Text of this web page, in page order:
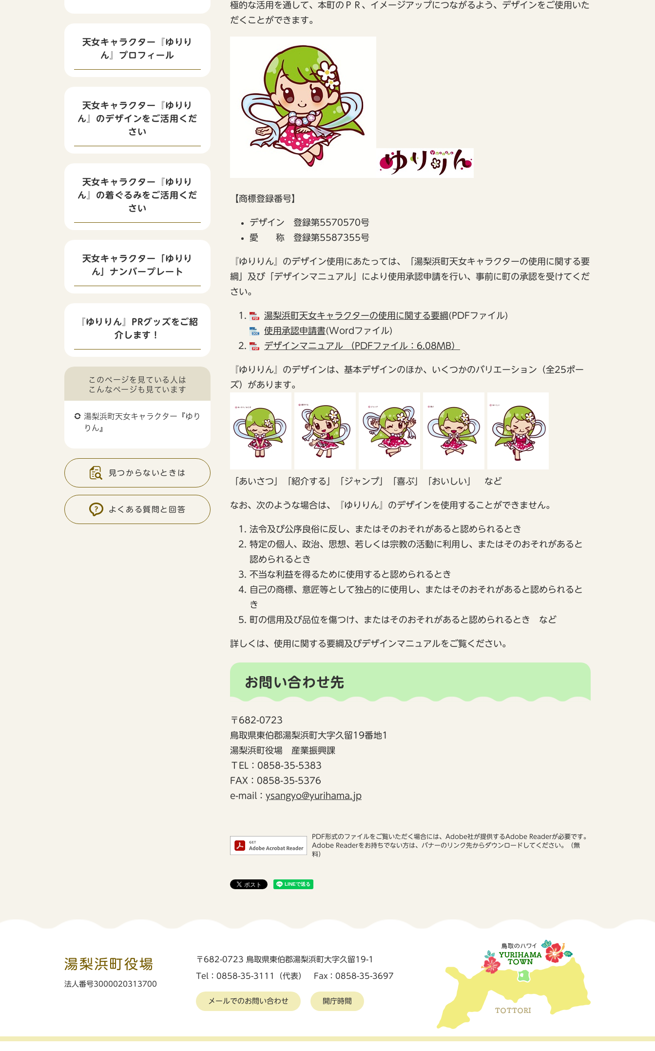
極的な活用を通して、本町のＰＲ、イメージアップにつながるよう、デザインをご使用いた
だくことができます。
【商標登録番号】
デザイン 登録第5570570号
愛 称 登録第5587355号
『ゆりりん』のデザイン使用にあたっては、「湯梨浜町天女キャラクターの使用に関する要
綱」及び「デザインマニュアル」により使用承認申請を行い、事前に町の承認を受けてくだ
さい。
湯梨浜町天女キャラクターの使用に関する要綱(PDFファイル)
使用承認申請書(Wordファイル)
デザインマニュアル （PDFファイル：6.08MB）
『ゆりりん』のデザインは、基本デザインのほか、いくつかのバリエーション（全25ポー
ズ）があります。
「あいさつ」「紹介する」「ジャンプ」「喜ぶ」「おいしい」 など
なお、次のような場合は、『ゆりりん』のデザインを使用することができません。
法令及び公序良俗に反し、またはそのおそれがあると認められるとき
特定の個人、政治、思想、若しくは宗教の活動に利用し、またはそのおそれがあると
認められるとき
不当な利益を得るために使用すると認められるとき
自己の商標、意匠等として独占的に使用し、またはそのおそれがあると認められると
き
町の信用及び品位を傷つけ、またはそのおそれがあると認められるとき など
詳しくは、使用に関する要綱及びデザインマニュアルをご覧ください。
お問い合わせ先
〒682-0723
鳥取県東伯郡湯梨浜町大字久留19番地1
湯梨浜町役場 産業振興課
ＴEL：0858-35-5383
FAX：0858-35-5376
e-mail： ysangyo@yurihama.jp
PDF形式のファイルをご覧いただく場合には、Adobe社が提供するAdobe Readerが必要です。
Adobe Readerをお持ちでない方は、バナーのリンク先からダウンロードしてください。（無
料）
天女キャラクター『ゆりり
ん』プロフィール
天女キャラクター『ゆりり
ん』のデザインをご活用くだ
さい
天女キャラクター『ゆりり
ん』の着ぐるみをご活用くだ
さい
天女キャラクター「ゆりり
ん」ナンバープレート
『ゆりりん』PRグッズをご紹
介します！
このページを見ている人は
こんなページも見ています
湯梨浜町天女キャラクター『ゆり
りん』
見つからないときは
よくある質問と回答
湯梨浜町役場
法人番号3000020313700
〒682-0723 鳥取県東伯郡湯梨浜町大字久留19-1
Tel：0858-35-3111（代表） Fax：0858-35-3697
メールでのお問い合わせ 開庁時間